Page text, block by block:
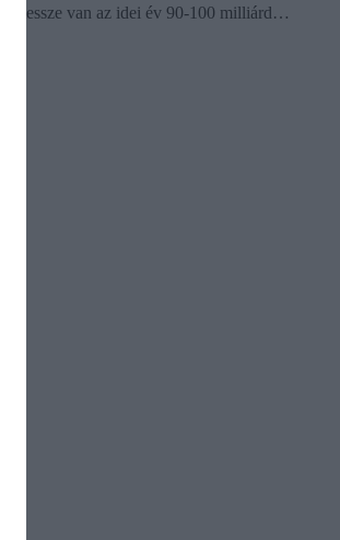
messze van az idei év 90-100 milliárd…